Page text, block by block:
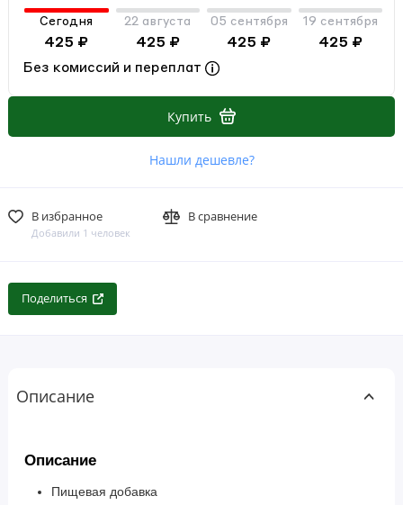
Сегодня
425 ₽
22 августа
425 ₽
05 сентября
425 ₽
19 сентября
425 ₽
Без комиссий и переплат
Купить
Нашли дешевле?
В избранное
Добавили 1 человек
В сравнение
Поделиться
Описание
Описание
Пищевая добавка